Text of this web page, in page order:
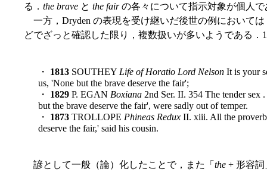
る． the brave と the fairの各々について指示対象が個人
一方，Dryden の表現を受け継いだ後世の例においては
どでざっと確認した限り，複数扱いが多いようである
・ 1813 SOUTHEY Life of Horatio Lord Nelson It is your
us, 'None but the brave deserve the fair';
・ 1829 P. EGAN Boxiana 2nd Ser. II. 354 The tender sex
but the brave deserve the fair', were sadly out of temper.
・ 1873 TROLLOPE Phineas Redux II. xiii. All the
deserve the fair,' said his cousin.
諺として一般（論）化したことで，また「 the + 形容